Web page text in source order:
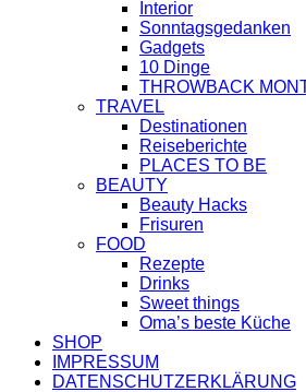
Interior
Sonntagsgedanken
Gadgets
10 Dinge
THROWBACK
TRAVEL
Destinationen
Reiseberichte
PLACES TO BE
BEAUTY
Beauty Hacks
Frisuren
FOOD
Rezepte
Drinks
Sweet things
Oma’s beste Küche
SHOP
IMPRESSUM
DATENSCHUTZERKLÄRUNG